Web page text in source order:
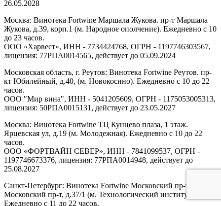
26.05.2028
Москва: Винотека Fortwine Маршала Жукова. пр-т Маршала
Жукова, д.39, корп.1 (м. Народное ополчение). Ежедневно с 10
до 23 часов.
ООО «Харвест», ИНН - 7734424768, ОГРН - 1197746303567,
лицензия: 77РПА0014565, действует до 05.09.2024
Московская область, г. Реутов: Винотека Fortwine Реутов. пр-
кт Юбилейный, д.40, (м. Новокосино). Ежедневно с 10 до 22
часов.
ООО "Мир вина", ИНН - 5041205609, ОГРН - 1175053005313,
лицензия: 50РПА0015131, действует до 23.05.2027
Москва: Винотека Fortwine ТЦ Кунцево плаза, 1 этаж.
Ярцевская ул, д.19 (м. Молодежная). Ежедневно с 10 до 22
часов.
ООО «ФОРТВАЙН СЕВЕР», ИНН - 7841099537, ОГРН -
1197746673376, лицензия: 77РПА0014948, действует до
25.08.2027
Санкт-Петербург: Винотека Fortwine Московский пр-т.
Московский пр-т, д.37/1 (м. Технологический институт).
Ежедневно с 11 до 22 часов.